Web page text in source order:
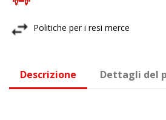
Politiche per i resi merce
Descrizione Dettagli del